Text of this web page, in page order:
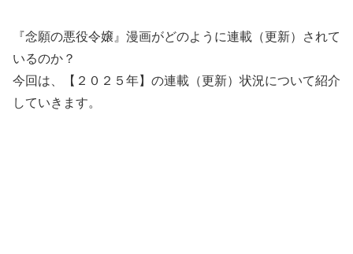
『念願の悪役令嬢』漫画がどのように連載（更新）されて
いるのか？
今回は、【２０２５年】の連載（更新）状況について紹介
していきます。